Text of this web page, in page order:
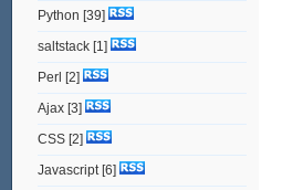
Python [39]
saltstack[1]
Perl [2]
Ajax[3]
CSS[2]
Javascript[6]